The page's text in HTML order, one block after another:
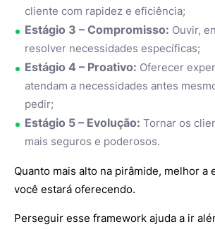
cliente com rapidez e eficiência;
Estágio 3 – Compromisso: Ouvir,
resolver necessidades específicas;
Estágio 4 – Proativo: Oferecer
atendam a necessidades antes
pedir;
Estágio 5 – Evolução: Tornar os
mais seguros e poderosos.
Quanto mais alto na pirâmide, melhor a
você estará oferecendo.
Perseguir esse framework ajuda a ir